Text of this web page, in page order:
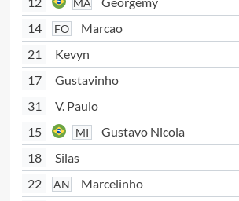
14
FO
Marcao
21
Kevyn
17
Gustavinho
31
V. Paulo
15
MI Gustavo Nicola
18
Silas
22
AN Marcelinho